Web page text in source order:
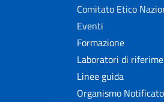
Comitato Etico
Eventi
Formazione
Laboratori di
Linee guida
Organismo Notificato